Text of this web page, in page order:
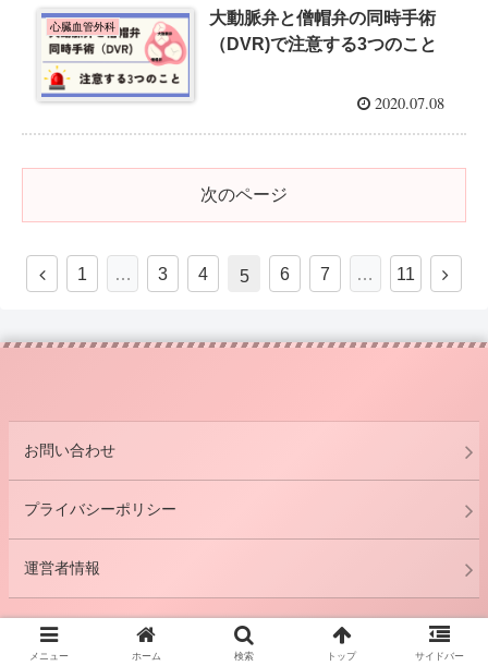
心臓血管外科
大動脈弁と僧帽弁の同時手術
（DVR)で注意する3つのこと
2020.07.08
次のページ
1 … 3 4 5 6 7 … 11
お問い合わせ
プライバシーポリシー
運営者情報
© 2020 .
メニュー ホーム 検索 トップ サイドバー